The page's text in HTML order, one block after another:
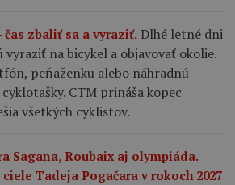
čas zbaliť sa a vyraziť. Dlhé letné dni
vyraziť na bicykel a objavovať okolie.
peňaženku alebo náhradnú
CTM prináša kopec
všetkých cyklistov.
Sagana, Roubaix aj olympiáda.
Tadeja Pogačara v rokoch 2027